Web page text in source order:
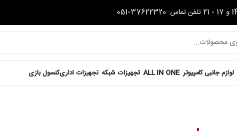
لوازم جانبی کامپیوتر ALL IN ONE تجهیزات شبکه تجهیزات اداریکنسول بازی